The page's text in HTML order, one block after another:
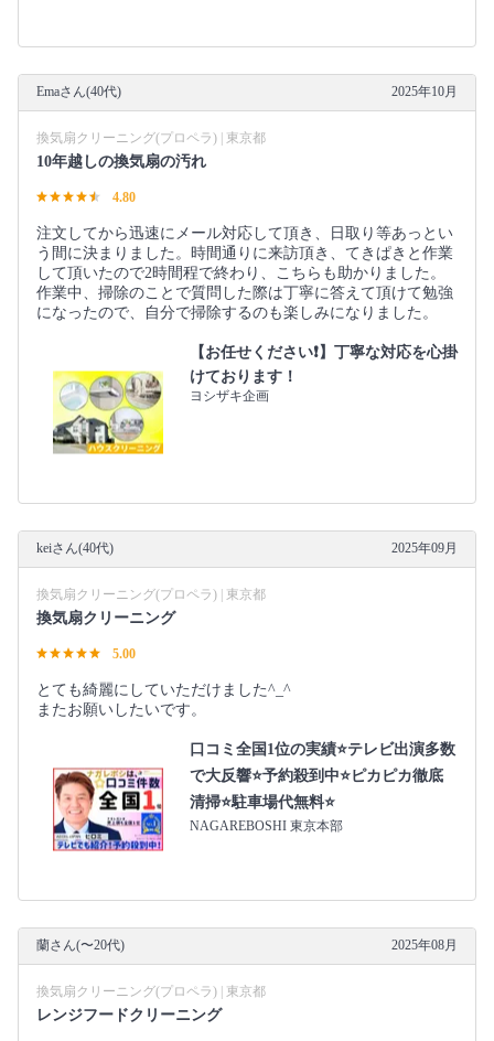
Emaさん(40代) 2025年10月
換気扇クリーニング(プロペラ) | 東京都
10年越しの換気扇の汚れ
4.80
注文してから迅速にメール対応して頂き、日取り等あっとい
う間に決まりました。時間通りに来訪頂き、てきぱきと作業
して頂いたので2時間程で終わり、こちらも助かりました。
作業中、掃除のことで質問した際は丁寧に答えて頂けて勉強
になったので、自分で掃除するのも楽しみになりました。
【お任せください❗️】丁寧な対応を心掛
けております！
ヨシザキ企画
keiさん(40代) 2025年09月
換気扇クリーニング(プロペラ) | 東京都
換気扇クリーニング
5.00
とても綺麗にしていただけました^_^
またお願いしたいです。
口コミ全国1位の実績⭐テレビ出演多数
で大反響⭐予約殺到中⭐ピカピカ徹底
清掃⭐駐車場代無料⭐
NAGAREBOSHI 東京本部
蘭さん(〜20代) 2025年08月
換気扇クリーニング(プロペラ) | 東京都
レンジフードクリーニング